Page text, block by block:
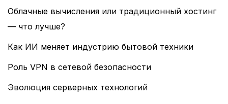
Облачные вычисления или традиционный хостинг
— что лучше?
Как ИИ меняет индустрию бытовой техники
Роль VPN в сетевой безопасности
Эволюция серверных технологий